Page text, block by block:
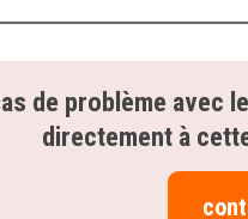
de problème avec
directement à